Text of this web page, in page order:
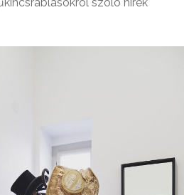
szóló hírek